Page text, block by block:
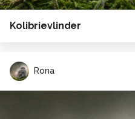
Kolibrievlinder
Rona